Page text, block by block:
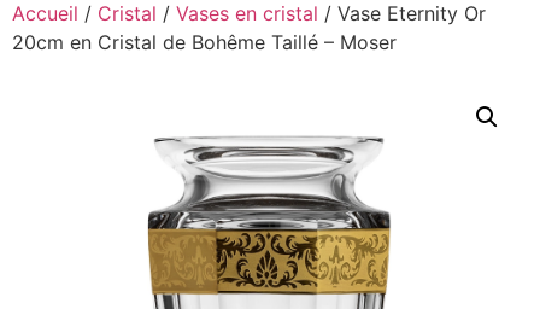
Accueil / Cristal / Vases en cristal / Vase Eternity Or
20cm en Cristal de Bohême Taillé – Moser